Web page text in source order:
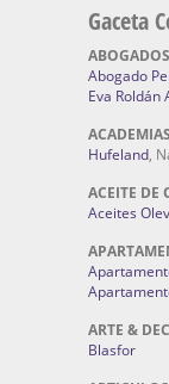
Gaceta
ABOGADOS
Abogado
Eva Roldán
Hufeland,
ACEITE DE
Aceites
ARTE &
Blasfor